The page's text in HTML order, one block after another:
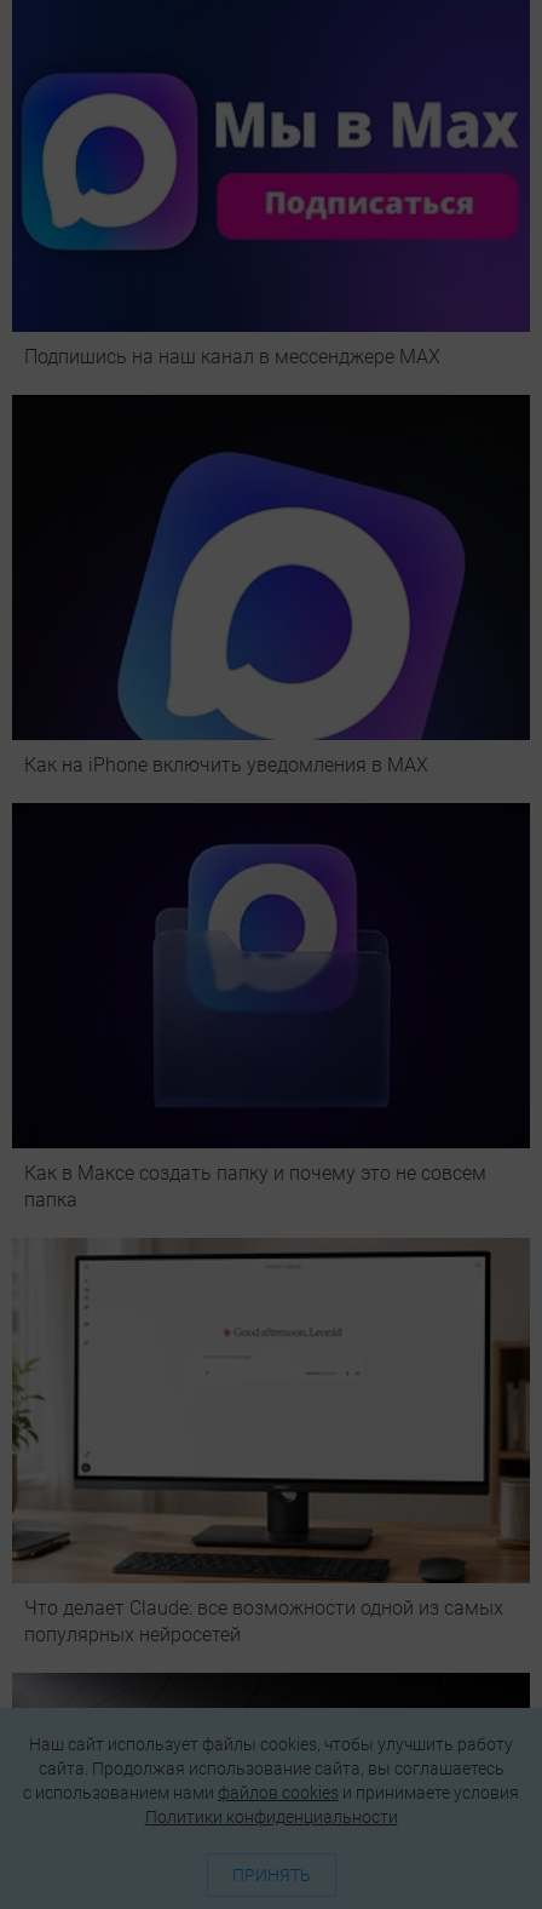
Подпишись на наш канал в мессенджере МАХ
Как на iPhone включить уведомления в MAX
Как в Максе создать папку и почему это не совсем
папка
Что делает Сlaude: все возможности одной из самых
популярных нейросетей
Наш сайт использует файлы cookies, чтобы улучшить работу
сайта. Продолжая использование сайта, вы соглашаетесь
c использованием нами файлов cookies и принимаете условия
Политики конфиденциальности
ПРИНЯТЬ